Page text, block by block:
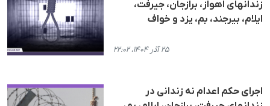
زندانهای اهواز، برازجان، جیرفت،
ایلام، بیرجند، بم، یزد و خواف
۲۵ آذر ۱۴۰۴، ۲۲:۰۲
اجرای حکم اعدام نە زندانی در